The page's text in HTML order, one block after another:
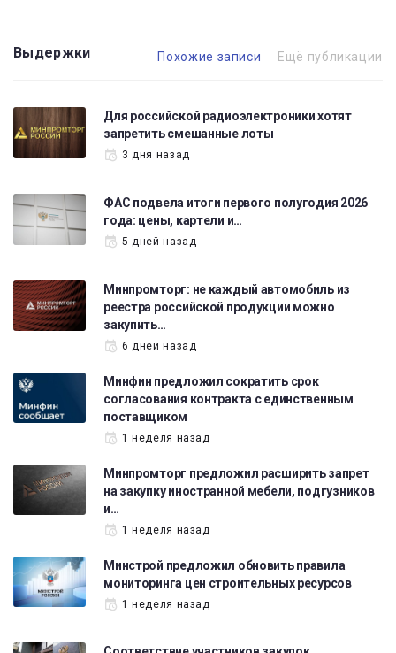
Выдержки Похожие записи Ещё публикации
Для российской радиоэлектроники хотят
запретить смешанные лоты
3 дня назад
ФАС подвела итоги первого полугодия 2026
года: цены, картели и…
5 дней назад
Минпромторг: не каждый автомобиль из
реестра российской продукции можно
закупить…
6 дней назад
Минфин предложил сократить срок
согласования контракта с единственным
поставщиком
1 неделя назад
Минпромторг предложил расширить запрет
на закупку иностранной мебели, подгузников
и…
1 неделя назад
Минстрой предложил обновить правила
мониторинга цен строительных ресурсов
1 неделя назад